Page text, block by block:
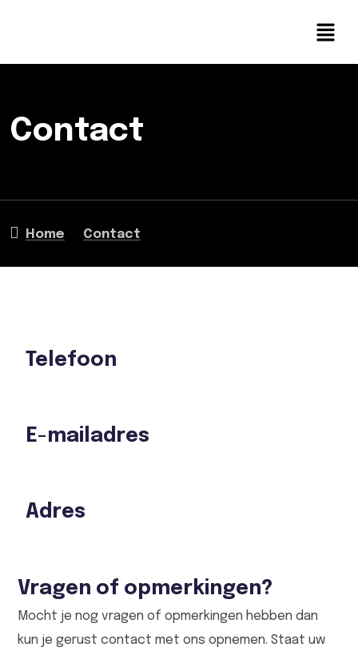
Contact
Home Contact
Telefoon
E-mailadres
Adres
Vragen of opmerkingen?
Mocht je nog vragen of opmerkingen hebben dan
kun je gerust contact met ons opnemen. Staat uw